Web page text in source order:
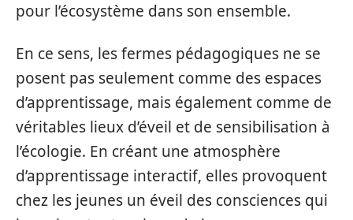
pour l’écosystème dans son ensemble.
En ce sens, les fermes pédagogiques ne se
posent pas seulement comme des espaces
d’apprentissage, mais également comme de
véritables lieux d’éveil et de sensibilisation à
l’écologie. En créant une atmosphère
d’apprentissage interactif, elles provoquent
chez les jeunes un éveil des consciences qui